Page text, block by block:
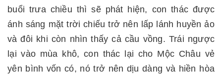
buổi trưa chiều thì sẽ phát hiện, con thác được
ánh sáng mặt trời chiếu trở nên lấp lánh huyền ảo
và đôi khi còn nhìn thấy cả cầu vồng. Trái ngược
lại vào mùa khô, con thác lại cho Mộc Châu vẻ
yên bình vốn có, nó trở nên dịu dàng và hiền hòa